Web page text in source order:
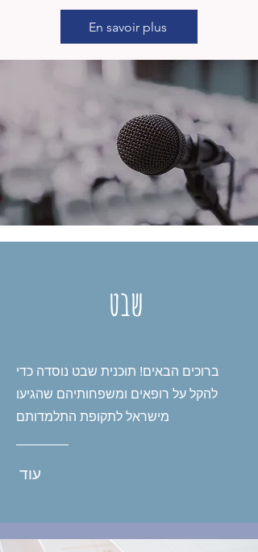
En savoir plus
ברוכים הבאים! תוכנית שבט נוסדה כדי
להקל על רופאים ומשפחותיהם שהגיעו
מישראל לתקופת התלמדותם
עוד